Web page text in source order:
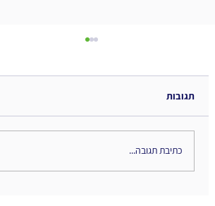
תגובות
כתיבת תגובה...